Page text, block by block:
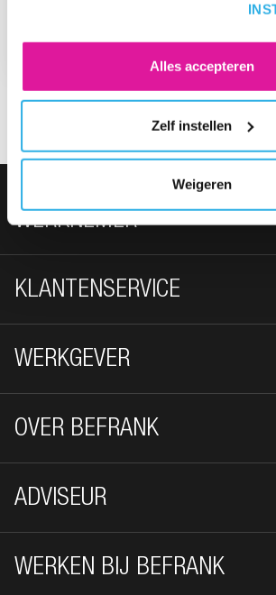
ACCEPTEREN' ALS JE INSTEMT
NOODZAKELIJKE COOKIES WILT.
ALTIJD JE TOESTEMMING VOOR DE
Alles accepteren
Zelf instellen
Weigeren
VARIABELE
FOOTER NAVIGATIE
WERKNEMER
KLANTENSERVICE
WERKGEVER
OVER BEFRANK
ADVISEUR
WERKEN BIJ BEFRANK